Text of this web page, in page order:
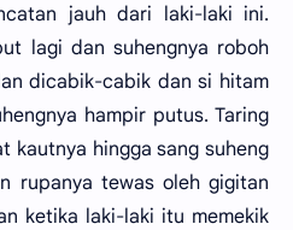
jauh dari laki-laki ini.
lagi dan suhengnya roboh
dicabik-cabik dan si hitam
hampir putus. Taring
kautnya hingga sang suheng
rupanya tewas oleh gigitan
ketika laki-laki itu memekik